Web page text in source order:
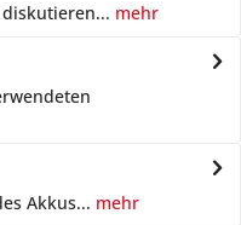
mehr
Akkus... mehr